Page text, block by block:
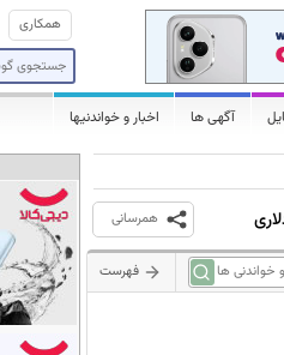
همکاری
آگهی ها اخبار و خواندنیها
همرسانی
فهرست